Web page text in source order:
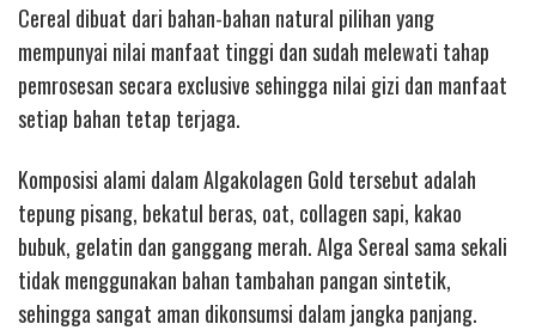
Cereal dibuat dari bahan-bahan natural pilihan yang
mempunyai nilai manfaat tinggi dan sudah melewati tahap
pemrosesan secara exclusive sehingga nilai gizi dan manfaat
setiap bahan tetap terjaga.
Komposisi alami dalam Algakolagen Gold tersebut adalah
tepung pisang, bekatul beras, oat, collagen sapi, kakao
bubuk, gelatin dan ganggang merah. Alga Sereal sama sekali
tidak menggunakan bahan tambahan pangan sintetik,
sehingga sangat aman dikonsumsi dalam jangka panjang.